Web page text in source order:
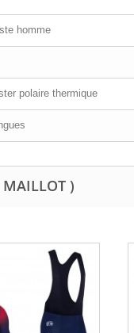
homme
polaire thermique
MAILLOT )